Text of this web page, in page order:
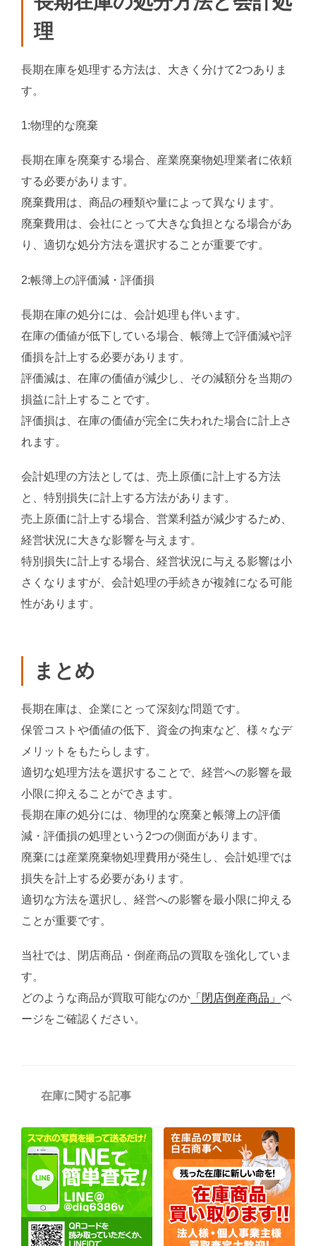
理
長期在庫を処理する方法は、大きく分けて2つありま
す。
1:物理的な廃棄
長期在庫を廃棄する場合、産業廃棄物処理業者に依頼
する必要があります。
廃棄費用は、商品の種類や量によって異なります。
廃棄費用は、会社にとって大きな負担となる場合があ
り、適切な処分方法を選択することが重要です。
2:帳簿上の評価減・評価損
長期在庫の処分には、会計処理も伴います。
在庫の価値が低下している場合、帳簿上で評価減や評
価損を計上する必要があります。
評価減は、在庫の価値が減少し、その減額分を当期の
損益に計上することです。
評価損は、在庫の価値が完全に失われた場合に計上さ
れます。
会計処理の方法としては、売上原価に計上する方法
と、特別損失に計上する方法があります。
売上原価に計上する場合、営業利益が減少するため、
経営状況に大きな影響を与えます。
特別損失に計上する場合、経営状況に与える影響は小
さくなりますが、会計処理の手続きが複雑になる可能
性があります。
まとめ
長期在庫は、企業にとって深刻な問題です。
保管コストや価値の低下、資金の拘束など、様々なデ
メリットをもたらします。
適切な処理方法を選択することで、経営への影響を最
小限に抑えることができます。
長期在庫の処分には、物理的な廃棄と帳簿上の評価
減・評価損の処理という2つの側面があります。
廃棄には産業廃棄物処理費用が発生し、会計処理では
損失を計上する必要があります。
適切な方法を選択し、経営への影響を最小限に抑える
ことが重要です。
当社では、閉店商品・倒産商品の買取を強化していま
す。
どのような商品が買取可能なのか 「閉店倒産商品」 ペ
ージをご確認ください。
カ
ー
在庫に関する記事